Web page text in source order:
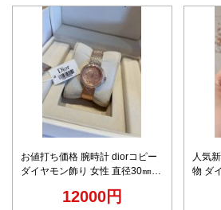
お値打ち価格 腕時計 diorコピー
ダイヤモン飾り 女性 直径30㎜
12000円
人気
物 ダ